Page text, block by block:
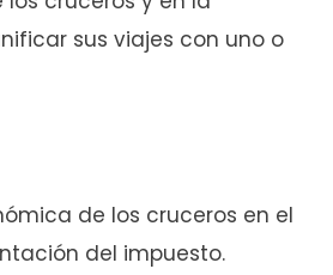
sus viajes con uno o
de los cruceros en el
del impuesto.